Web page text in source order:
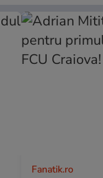
Fanatik.ro